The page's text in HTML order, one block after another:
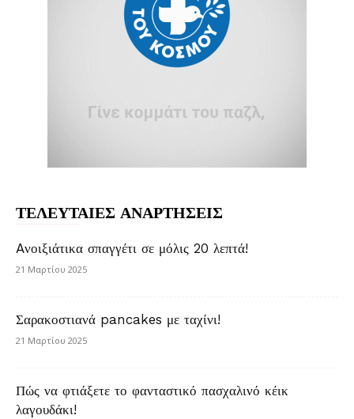
ΤΕΛΕΥΤΑΙΕΣ ΑΝΑΡΤΗΣΕΙΣ
Aνοιξιάτικα σπαγγέτι σε μόλις 20 λεπτά!
21 Μαρτίου 2025
Σαρακοστιανά pancakes με ταχίνι!
21 Μαρτίου 2025
Πώς να φτιάξετε το φανταστικό πασχαλινό κέικ
λαγουδάκι!